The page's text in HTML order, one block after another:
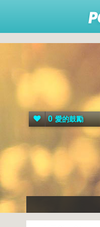
0 愛的鼓勵